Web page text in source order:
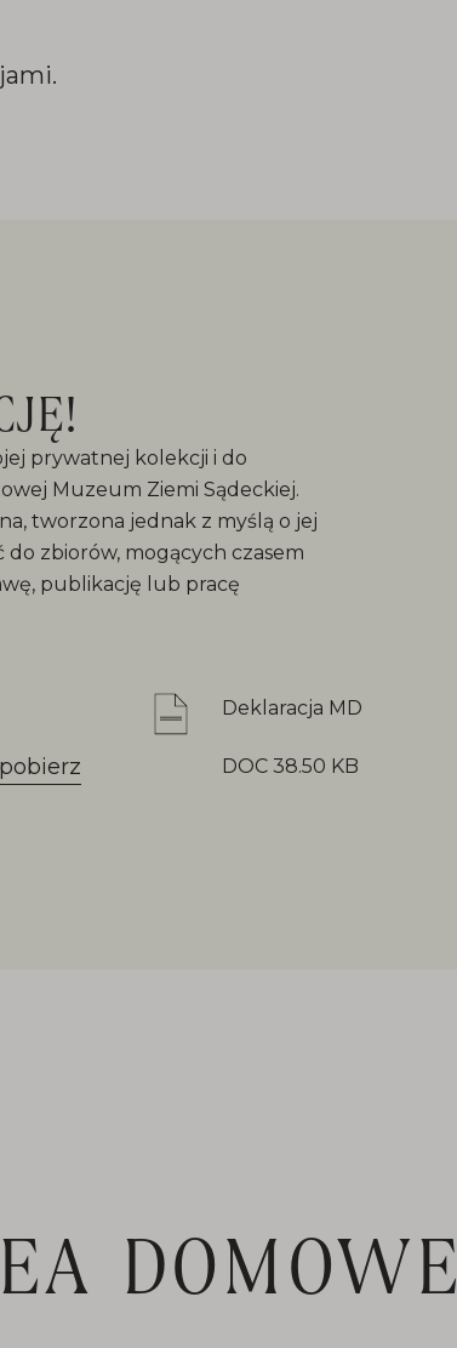
prywatnej kolekcji i do
Muzeum Ziemi Sądeckiej.
tworzona jednak z myślą o jej
zbiorów, mogących czasem
publikację lub pracę
pobierz
Deklaracja MD
DOC 38.50 KB
DOMOWE